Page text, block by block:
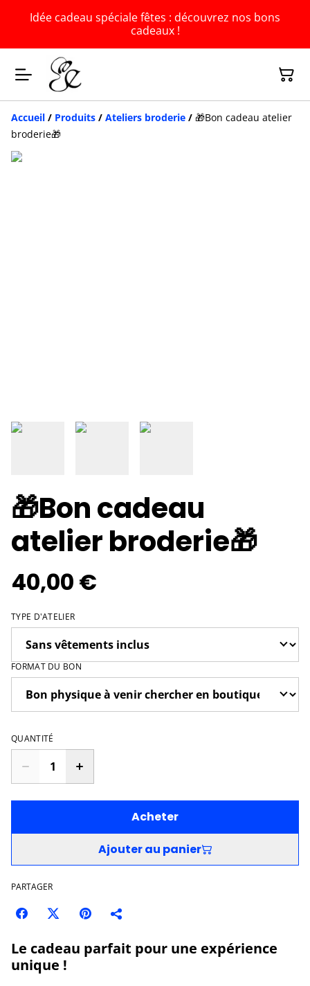
Idée cadeau spéciale fêtes : découvrez nos bons
cadeaux !
Accueil / Produits / Ateliers broderie / 🎁Bon cadeau atelier
broderie🎁
🎁Bon cadeau
atelier broderie🎁
40,00 €
TYPE D'ATELIER
FORMAT DU BON
QUANTITÉ
Acheter
Ajouter au panier
PARTAGER
Le cadeau parfait pour une expérience
unique !